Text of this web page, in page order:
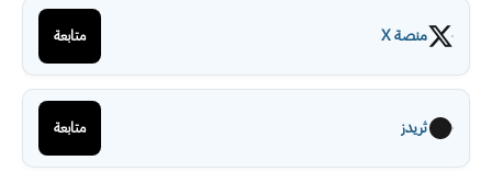
منصة X متابعة
ثريدز متابعة